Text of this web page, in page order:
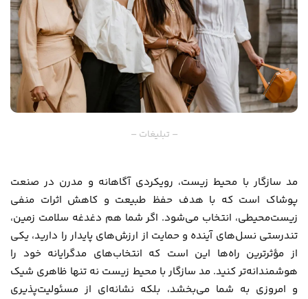
– تبلیغات –
مد سازگار با محیط زیست، رویکردی آگاهانه و مدرن در صنعت
پوشاک است که با هدف حفظ طبیعت و کاهش اثرات منفی
زیست‌محیطی، انتخاب می‌شود. اگر شما هم دغدغه سلامت زمین،
تندرستی نسل‌های آینده و حمایت از ارزش‌های پایدار را دارید، یکی
از مؤثرترین راه‌ها این است که انتخاب‌های مدگرایانه خود را
هوشمندانه‌تر کنید. مد سازگار با محیط زیست نه تنها ظاهری شیک
و امروزی به شما می‌بخشد، بلکه نشانه‌ای از مسئولیت‌پذیری